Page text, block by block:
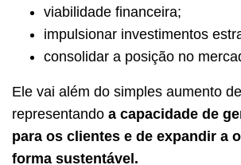
viabilidade financeira;
impulsionar investimentos
consolidar a posição no
Ele vai além do simples aumento
representando a capacidade de
para os clientes e de expandir a
forma sustentável.